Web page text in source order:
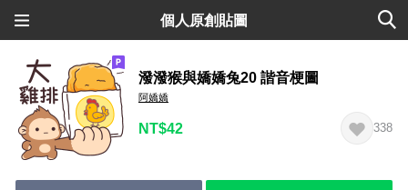
個人原創貼圖
潑潑猴與嬌嬌兔20 諧音梗圖
阿嬌嬌
NT$42 338